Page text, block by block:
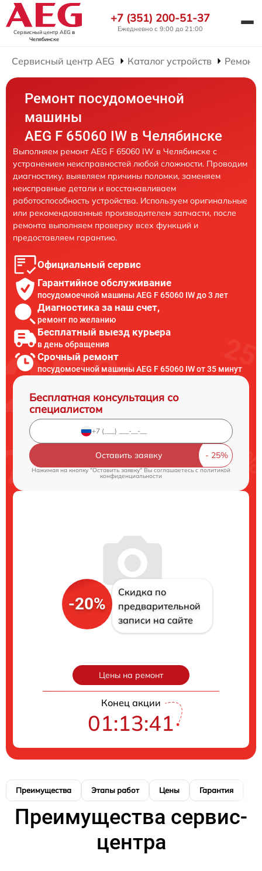
Сервисный центр AEG в
Челябинске
+7 (351) 200-51-37
Ежедневно с 9:00 до 21:00
Сервисный центр AEG Каталог устройств Ремонт
Ремонт посудомоечной
машины
AEG F 65060 IW в Челябинске
Выполняем ремонт AEG F 65060 IW в Челябинске с
устранением неисправностей любой сложности. Проводим
диагностику, выявляем причины поломки, заменяем
неисправные детали и восстанавливаем
работоспособность устройства. Используем оригинальные
или рекомендованные производителем запчасти, после
ремонта выполняем проверку всех функций и
предоставляем гарантию.
Официальный сервис
Гарантийное обслуживание
посудомоечной машины AEG F 65060 IW до 3 лет
Диагностика за наш счет,
ремонт по желанию
Бесплатный выезд курьера
в день обращения
Срочный ремонт
посудомоечной машины AEG F 65060 IW от 35 минут
Бесплатная консультация со
специалистом
Оставить заявку
Нажимая на кнопку "Оставить заявку" Вы соглашаетесь cполитикой
конфиденциальности
-20%
Скидка по
предварительной
записи на сайте
Цены на ремонт
Конец акции
01:13:40
Преимущества Этапы работ Цены Гарантия
Преимущества сервис-
центра